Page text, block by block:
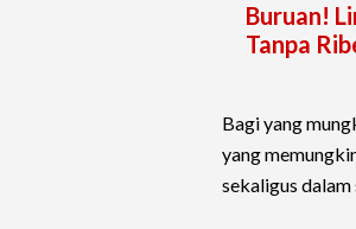
Buruan!
Tanpa
Bagi yang
yang
sekaligus